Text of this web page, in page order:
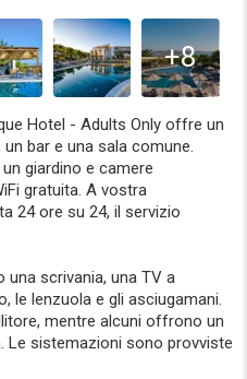
+8
Hotel - Adults Only offre un
bar e una sala comune.
giardino e camere
gratuita. A vostra
24 ore su 24, il servizio
scrivania, una TV a
le lenzuola e gli asciugamani.
mentre alcuni offrono un
Le sistemazioni sono provviste